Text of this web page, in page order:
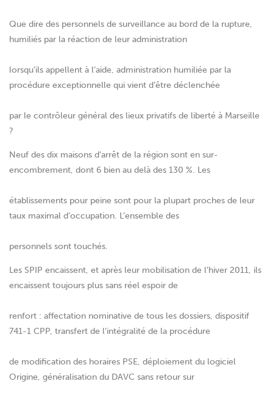
Que dire des personnels de surveillance au bord de la rupture,
humiliés par la réaction de leur administration
lorsqu’ils appellent à l’aide, administration humiliée par la
procédure exceptionnelle qui vient d’être déclenchée
par le contrôleur général des lieux privatifs de liberté à Marseille
?
Neuf des dix maisons d’arrêt de la région sont en sur-
encombrement, dont 6 bien au delà des 130 %. Les
établissements pour peine sont pour la plupart proches de leur
taux maximal d’occupation. L’ensemble des
personnels sont touchés.
Les SPIP encaissent, et après leur mobilisation de l’hiver 2011, ils
encaissent toujours plus sans réel espoir de
renfort : affectation nominative de tous les dossiers, dispositif
741-1 CPP, transfert de l’intégralité de la procédure
de modification des horaires PSE, déploiement du logiciel
Origine, généralisation du DAVC sans retour sur